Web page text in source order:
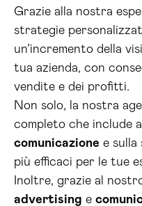
Grazie alla nostra
strategie
un’incremento della
tua azienda, con
vendite e dei profitti.
Non solo, la nostra
completo che include
comunicazione e sulla
più efficaci per le tue
Inoltre, grazie al
advertising e